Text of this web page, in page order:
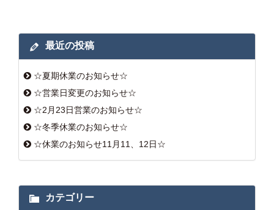
最近の投稿
☆夏期休業のお知らせ☆
☆営業日変更のお知らせ☆
☆2月23日営業のお知らせ☆
☆冬季休業のお知らせ☆
☆休業のお知らせ11月11、12日☆
カテゴリー